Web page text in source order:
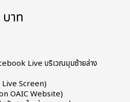
าท
Live บริเวณมุมซ้ายล่าง
Screen)
OAIC Website)